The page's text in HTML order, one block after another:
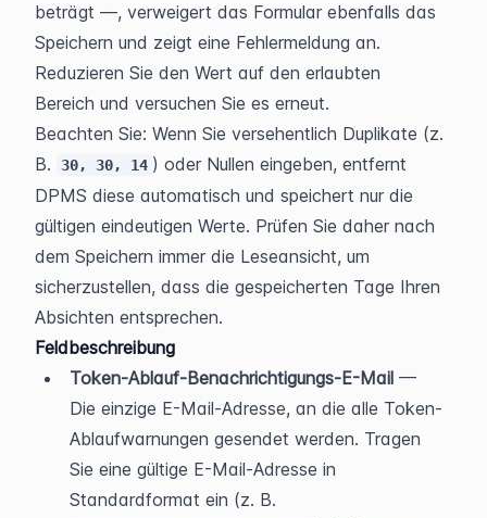
beträgt —, verweigert das Formular ebenfalls das
Speichern und zeigt eine Fehlermeldung an.
Reduzieren Sie den Wert auf den erlaubten
Bereich und versuchen Sie es erneut.
Beachten Sie: Wenn Sie versehentlich Duplikate (z.
B.
30, 30, 14 ) oder Nullen eingeben, entfernt
DPMS diese automatisch und speichert nur die
gültigen eindeutigen Werte. Prüfen Sie daher nach
dem Speichern immer die Leseansicht, um
sicherzustellen, dass die gespeicherten Tage Ihren
Absichten entsprechen.
Feldbeschreibung
Token-Ablauf-Benachrichtigungs-E-Mail —
Die einzige E-Mail-Adresse, an die alle Token-
Ablaufwarnungen gesendet werden. Tragen
Sie eine gültige E-Mail-Adresse in